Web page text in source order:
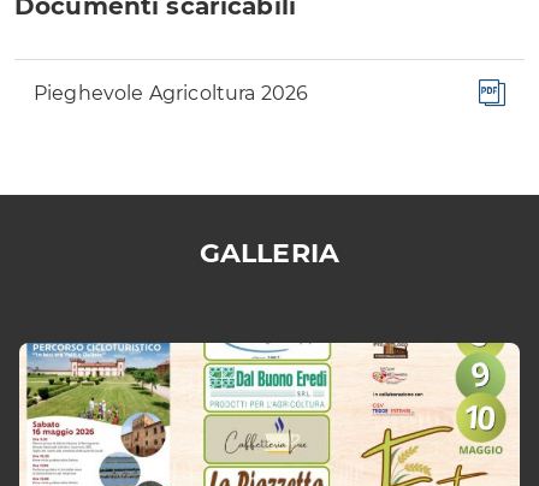
Documenti scaricabili
Pieghevole Agricoltura 2026
GALLERIA
navigare
le
slide
utilizzando
i
tasti
freccia